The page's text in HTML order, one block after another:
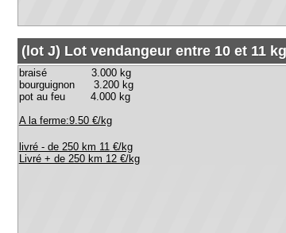
(Lot I) Lot viande bleu 7.8 à8.5 kg "le Must"
Côte à l'os 1.300 kg
Steak onglet hampe 1.300 kg
Rumsteack 2.000 kg